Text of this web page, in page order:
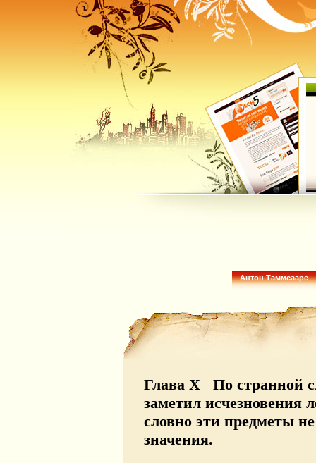
Антон Таммсааре
Глава X По странной
заметил исчезновения
словно эти предметы
значения.